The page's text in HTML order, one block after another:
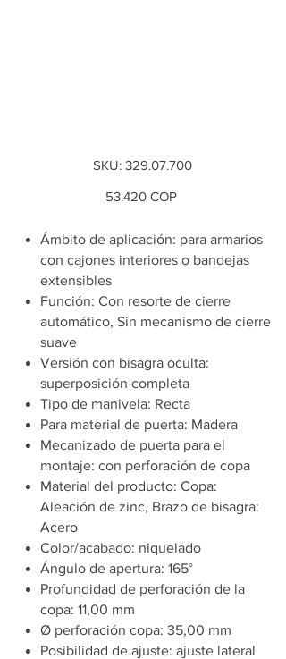
SKU: SKU
329.07.700
329.07.700
Precio
53.420 COP
Ámbito de aplicación: para armarios
con cajones interiores o bandejas
extensibles
Función: Con resorte de cierre
automático, Sin mecanismo de cierre
suave
Versión con bisagra oculta:
superposición completa
Tipo de manivela: Recta
Para material de puerta: Madera
Mecanizado de puerta para el
montaje: con perforación de copa
Material del producto: Copa:
Aleación de zinc, Brazo de bisagra:
Acero
Color/acabado: niquelado
Ángulo de apertura: 165°
Profundidad de perforación de la
copa: 11,00 mm
Ø perforación copa: 35,00 mm
Posibilidad de ajuste: ajuste lateral